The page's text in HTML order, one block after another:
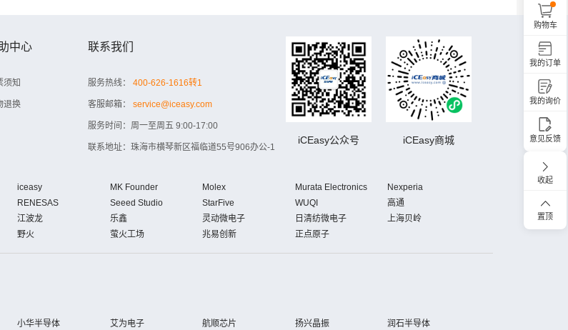
购物车
我的订单
我的询价
意见反馈
收起
置顶
中心
须知
退换
联系我们
服务热线：400-626-1616转1
客服邮箱：service@iceasy.com
服务时间：周一至周五 9:00-17:00
联系地址：珠海市横琴新区福临道55号906办公-1
iCEasy公众号 iCEasy商城
iceasy MK Founder Molex Murata Electronics
Nexperia
RENESAS Seeed Studio StarFive WUQI
高通
江波龙 乐鑫 灵动微电子 日清纺微电子
上海贝岭
野火 萤火工场 兆易创新 正点原子
小华半导体 艾为电子 航顺芯片 扬兴晶振 润石半导体